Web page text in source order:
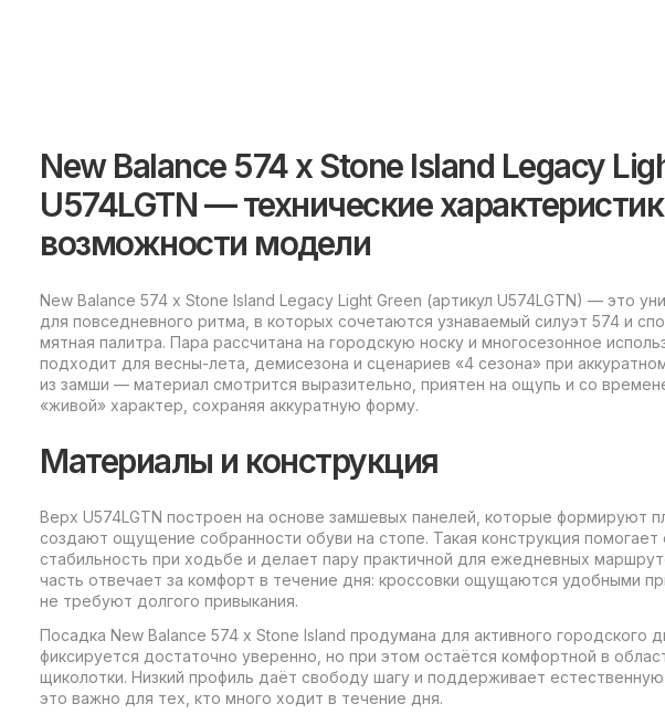
New Balance 574 x Stone Island Legacy
U574LGTN — технические
возможности модели
New Balance 574 x Stone Island Legacy Light Green (артикул U574LGTN) — это
для повседневного ритма, в которых сочетаются узнаваемый силуэт 574 и
мятная палитра. Пара рассчитана на городскую носку и многосезонное
подходит для весны-лета, демисезона и сценариев «4 сезона» при
из замши — материал смотрится выразительно, приятен на ощупь и со
«живой» характер, сохраняя аккуратную форму.
Материалы и конструкция
Верх U574LGTN построен на основе замшевых панелей, которые формируют
создают ощущение собранности обуви на стопе. Такая конструкция помогает
стабильность при ходьбе и делает пару практичной для ежедневных
часть отвечает за комфорт в течение дня: кроссовки ощущаются удобными
не требуют долгого привыкания.
Посадка New Balance 574 x Stone Island продумана для активного городского
фиксируется достаточно уверенно, но при этом остаётся комфортной в
щиколотки. Низкий профиль даёт свободу шагу и поддерживает
это важно для тех, кто много ходит в течение дня.